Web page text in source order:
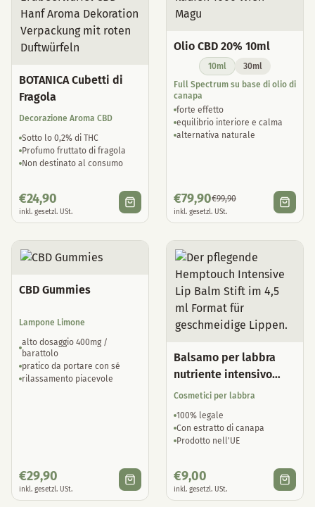
BOTANICA Cubetti di
Fragola
Decorazione Aroma CBD
Sotto lo 0,2% di THC
Profumo fruttato di fragola
Non destinato al consumo
€24,90
inkl. gesetzl. USt.
Olio CBD 20% 10ml
10ml
30ml
Full Spectrum su base di olio di
canapa
forte effetto
equilibrio interiore e calma
alternativa naturale
€79,90€99,90
inkl. gesetzl. USt.
CBD Gummies
Lampone Limone
alto dosaggio 400mg /
barattolo
pratico da portare con sé
rilassamento piacevole
€29,90
inkl. gesetzl. USt.
Balsamo per labbra
nutriente intensivo
Hemptouch
Cosmetici per labbra
100% legale
Con estratto di canapa
Prodotto nell'UE
€9,00
inkl. gesetzl. USt.